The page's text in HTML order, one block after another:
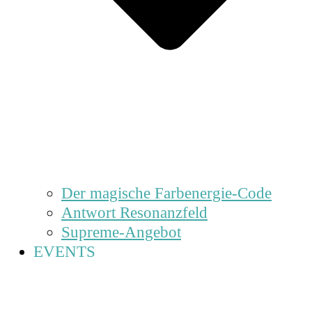
Der magische Farbenergie-Code
Antwort Resonanzfeld
Supreme-Angebot
EVENTS